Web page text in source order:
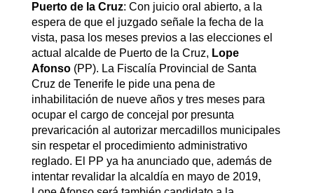
Puerto de la Cruz: Con juicio oral abierto, a la
espera de que el juzgado señale la fecha de la
vista, pasa los meses previos a las elecciones el
actual alcalde de Puerto de la Cruz, Lope
Afonso (PP). La Fiscalía Provincial de Santa
Cruz de Tenerife le pide una pena de
inhabilitación de nueve años y tres meses para
ocupar el cargo de concejal por presunta
prevaricación al autorizar mercadillos municipales
sin respetar el procedimiento administrativo
reglado. El PP ya ha anunciado que, además de
intentar revalidar la alcaldía en mayo de 2019,